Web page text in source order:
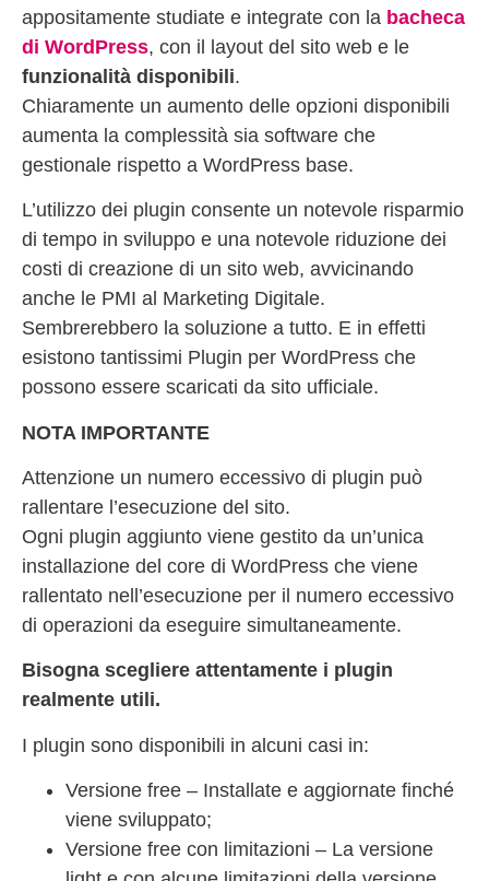
appositamente studiate e integrate con la bacheca
di WordPress, con il layout del sito web e le
funzionalità disponibili.
Chiaramente un aumento delle opzioni disponibili
aumenta la complessità sia software che
gestionale rispetto a WordPress base.
L’utilizzo dei plugin consente un notevole risparmio
di tempo in sviluppo e una notevole riduzione dei
costi di creazione di un sito web, avvicinando
anche le PMI al Marketing Digitale.
Sembrerebbero la soluzione a tutto. E in effetti
esistono tantissimi Plugin per WordPress che
possono essere scaricati da sito ufficiale.
NOTA IMPORTANTE
Attenzione un numero eccessivo di plugin può
rallentare l’esecuzione del sito.
Ogni plugin aggiunto viene gestito da un’unica
installazione del core di WordPress che viene
rallentato nell’esecuzione per il numero eccessivo
di operazioni da eseguire simultaneamente.
Bisogna scegliere attentamente i plugin
realmente utili.
I plugin sono disponibili in alcuni casi in:
Versione free – Installate e aggiornate finché
viene sviluppato;
Versione free con limitazioni – La versione